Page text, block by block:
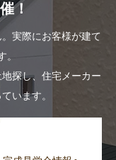
！
実際にお客様が建て
。
探し、住宅メーカー
います。